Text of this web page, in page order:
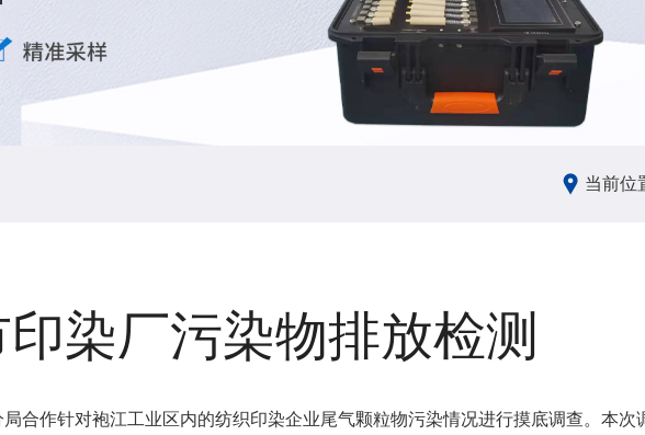
当前位
染厂污染物排放检测
合作针对袍江工业区内的纺织印染企业尾气颗粒物污染情况进行摸底调查。本次